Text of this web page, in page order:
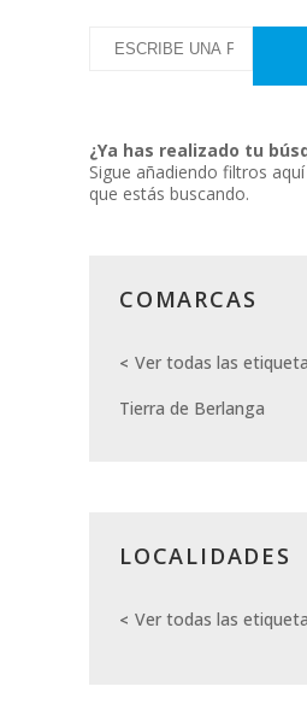
¿Ya has realizado tu
Sigue añadiendo filtros
que estás buscando.
COMARCAS
Ver todas las
Tierra de Berlanga
LOCALIDADES
Ver todas las